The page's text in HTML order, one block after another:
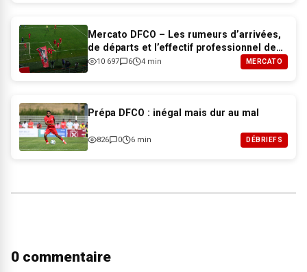
Mercato DFCO – Les rumeurs d’arrivées,
de départs et l’effectif professionnel de
Dijon pour 2026-2027
10 697 6 4 min MERCATO
Prépa DFCO : inégal mais dur au mal
826 0 6 min DÉBRIEFS
0 commentaire